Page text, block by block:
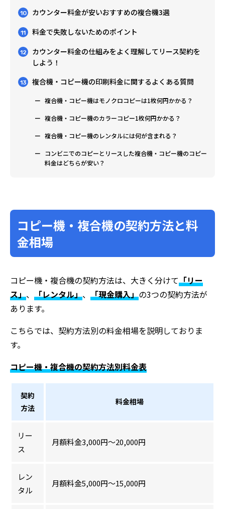
10 カウンター料金が安いおすすめの複合機3選
11 料金で失敗しないためのポイント
12
カウンター料金の仕組みをよく理解してリース契約を
しよう！
13 複合機・コピー機の印刷料金に関するよくある質問
複合機・コピー機はモノクロコピーは1枚何円かかる？
複合機・コピー機のカラーコピー1枚何円かかる？
複合機・コピー機のレンタルには何が含まれる？
コンビニでのコピーとリースした複合機・コピー機のコピー
料金はどちらが安い？
コピー機・複合機の契約方法と料
金相場
コピー機・複合機の契約方法は、大きく分けて「リー
ス」、 「レンタル」、 「現金購入」の3つの契約方法が
あります。
こちらでは、契約方法別の料金相場を説明しておりま
す。
コピー機・複合機の契約方法別料金表
契約
方法
料金相場
リー
ス
月額料金3,000円～20,000円
レン
タル
月額料金5,000円～15,000円